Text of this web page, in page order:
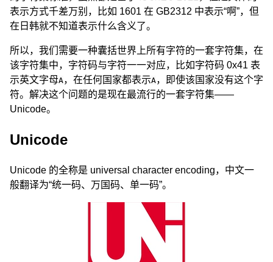
表示方式千差万别，比如 1601 在 GB2312 中表示“啊”，但
在日韩就不知道表示什么含义了。
所以，我们需要一种囊括世界上所有字符的一套字符集，在
该字符集中，字符码与字符一一对应，比如字符码 0x41 表
示英文字母A，在任何国家都表示A，即使该国家没有这个字
符。解决这个问题的是现在最流行的一套字符集——
Unicode。
Unicode
Unicode 的全称是 universal character encoding，中文一
般翻译为“统一码、万国码、单一码”。